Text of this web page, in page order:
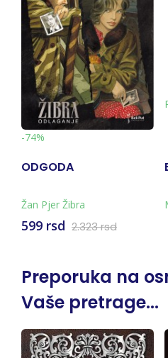
-74%
ODGODA
Žan Pjer Žibra
599 rsd 2.323 rsd
Preporuka na
Vaše pretrage...